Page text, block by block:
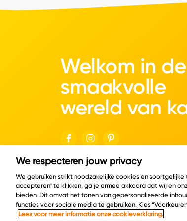
Welkom in de
smaakvolle
wereld van
© Copyright 2026 Velder
Cookie policy Privacy policy
We respecteren jouw privacy
We gebruiken strikt noodzakelijke cookies en
accepteren" te klikken, ga je ermee akkoord dat wij en
bieden. Dit omvat het tonen van gepersonaliseerde
functies voor sociale media te gebruiken. Kies
Lees voor meer informatie onze cookieverklaring.